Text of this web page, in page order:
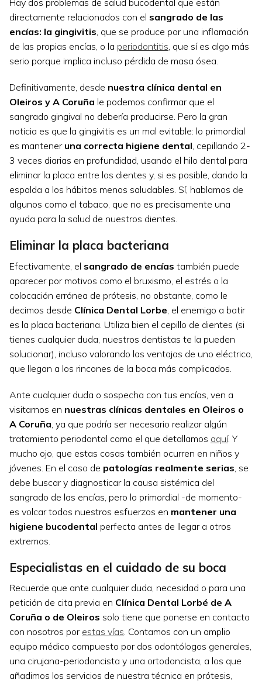
Hay dos problemas de salud bucodental que están
directamente relacionados con el sangrado de las
encías: la gingivitis, que se produce por una inflamación
de las propias encías, o la periodontitis, que sí es algo más
serio porque implica incluso pérdida de masa ósea.
Definitivamente, desde nuestra clínica dental en
Oleiros y A Coruña le podemos confirmar que el
sangrado gingival no debería producirse. Pero la gran
noticia es que la gingivitis es un mal evitable: lo primordial
es mantener una correcta higiene dental, cepillando 2-
3 veces diarias en profundidad, usando el hilo dental para
eliminar la placa entre los dientes y, si es posible, dando la
espalda a los hábitos menos saludables. Sí, hablamos de
algunos como el tabaco, que no es precisamente una
ayuda para la salud de nuestros dientes.
Eliminar la placa bacteriana
Efectivamente, el sangrado de encías también puede
aparecer por motivos como el bruxismo, el estrés o la
colocación errónea de prótesis, no obstante, como le
decimos desde Clínica Dental Lorbe , el enemigo a batir
es la placa bacteriana. Utiliza bien el cepillo de dientes (si
tienes cualquier duda, nuestros dentistas te la pueden
solucionar), incluso valorando las ventajas de uno eléctrico,
que llegan a los rincones de la boca más complicados.
Ante cualquier duda o sospecha con tus encías, ven a
visitarnos en nuestras clínicas dentales en Oleiros o
A Coruña , ya que podría ser necesario realizar algún
tratamiento periodontal como el que detallamos aquí. Y
mucho ojo, que estas cosas también ocurren en niños y
jóvenes. En el caso de patologías realmente serias , se
debe buscar y diagnosticar la causa sistémica del
sangrado de las encías, pero lo primordial -de momento-
es volcar todos nuestros esfuerzos en mantener una
higiene bucodental perfecta antes de llegar a otros
extremos.
Especialistas en el cuidado de su boca
Recuerde que ante cualquier duda, necesidad o para una
petición de cita previa en Clínica Dental Lorbé de A
Coruña o de Oleiros solo tiene que ponerse en contacto
con nosotros por estas vías . Contamos con un amplio
equipo médico compuesto por dos odontólogos generales,
una cirujana-periodoncista y una ortodoncista, a los que
añadimos los servicios de nuestra técnica en prótesis,